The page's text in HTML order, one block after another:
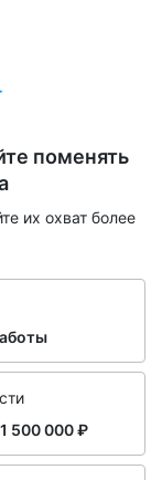
поменять
их охват более
500 000 ₽